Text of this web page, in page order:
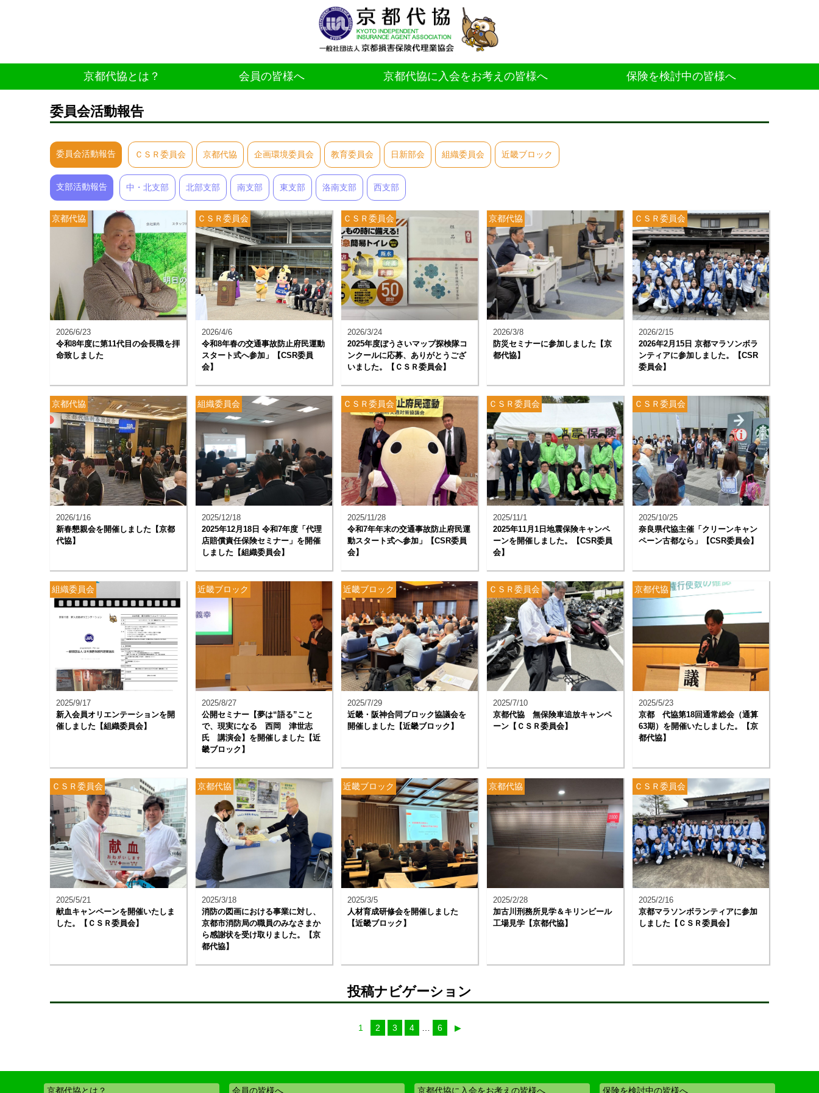
京都代協とは？ 会員の皆様へ 京都代協に入会をお考えの皆様へ 保険を検討中の皆様へ
委員会活動報告
委員会活動報告 ＣＳＲ委員会 京都代協 企画環境委員会 教育委員会 日新部会 組織委員会 近畿ブロック
支部活動報告 中・北支部 北部支部 南支部 東支部 洛南支部 西支部
京都代協
2026/6/23
令和8年度に第11代目の会長職を拝
命致しました
ＣＳＲ委員会
2026/4/6
令和8年春の交通事故防止府民運動
スタート式へ参加」【CSR委員
会】
ＣＳＲ委員会
2026/3/24
2025年度ぼうさいマップ探検隊コ
ンクールに応募、ありがとうござ
いました。【ＣＳＲ委員会】
京都代協
2026/3/8
防災セミナーに参加しました【京
都代協】
ＣＳＲ委員会
2026/2/15
2026年2月15日 京都マラソンボラ
ンティアに参加しました。【CSR
委員会】
京都代協
2026/1/16
新春懇親会を開催しました【京都
代協】
組織委員会
2025/12/18
2025年12月18日 令和7年度「代理
店賠償責任保険セミナー」を開催
しました【組織委員会】
ＣＳＲ委員会
2025/11/28
令和7年年末の交通事故防止府民運
動スタート式へ参加」【CSR委員
会】
ＣＳＲ委員会
2025/11/1
2025年11月1日地震保険キャンペ
ーンを開催しました。【CSR委員
会】
ＣＳＲ委員会
2025/10/25
奈良県代協主催「クリーンキャン
ペーン古都なら」【CSR委員会】
組織委員会
2025/9/17
新入会員オリエンテーションを開
催しました【組織委員会】
近畿ブロック
2025/8/27
公開セミナー【夢は“語る”こと
で、現実になる 西岡 津世志
氏 講演会】を開催しました【近
畿ブロック】
近畿ブロック
2025/7/29
近畿・阪神合同ブロック協議会を
開催しました【近畿ブロック】
ＣＳＲ委員会
2025/7/10
京都代協 無保険車追放キャンペ
ーン【ＣＳＲ委員会】
京都代協
2025/5/23
京都 代協第18回通常総会（通算
63期）を開催いたしました。【京
都代協】
ＣＳＲ委員会
2025/5/21
献血キャンペーンを開催いたしま
した。【ＣＳＲ委員会】
京都代協
2025/3/18
消防の図画における事業に対し、
京都市消防局の職員のみなさまか
ら感謝状を受け取りました。【京
都代協】
近畿ブロック
2025/3/5
人材育成研修会を開催しました
【近畿ブロック】
京都代協
2025/2/28
加古川刑務所見学＆キリンビール
工場見学【京都代協】
ＣＳＲ委員会
2025/2/16
京都マラソンボランティアに参加
しました【ＣＳＲ委員会】
投稿ナビゲーション
1 2 3 4 6 ▶︎
京都代協とは？ 会員の皆様へ 京都代協に入会をお考えの皆様へ 保険を検討中の皆様へ